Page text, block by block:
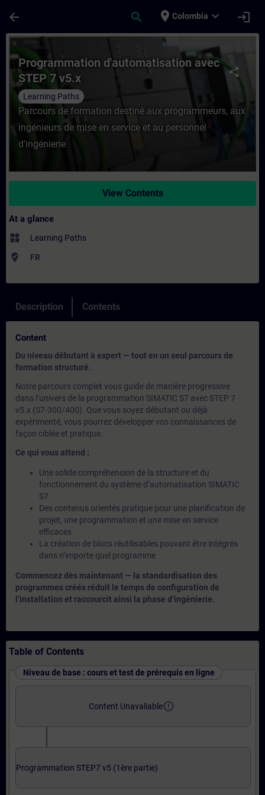
arrow_back search place Colombia expand_more login
Course - Programmation
share
Programmation d'automatisation avec
STEP 7 v5.x
Learning Paths
Parcours de formation destiné aux programmeurs, aux
ingénieurs de mise en service et au personnel
d'ingénierie
View Contents
At a glance
widgets Learning Paths
where_to_vote FR
Description Contents
Content
Du niveau débutant à expert — tout en un seul parcours de
formation structuré.
Notre parcours complet vous guide de manière progressive
dans l’univers de la programmation SIMATIC S7 avec STEP 7
v5.x (S7-300/400). Que vous soyez débutant ou déjà
expérimenté, vous pourrez développer vos connaissances de
façon ciblée et pratique.
Ce qui vous attend :
Une solide compréhension de la structure et du
fonctionnement du système d’automatisation SIMATIC
S7
Des contenus orientés pratique pour une planification de
projet, une programmation et une mise en service
efficaces
La création de blocs réutilisables pouvant être intégrés
dans n’importe quel programme
Commencez dès maintenant — la standardisation des
programmes créés réduit le temps de configuration de
l’installation et raccourcit ainsi la phase d’ingénierie.
Table of Contents
Niveau de base : cours et test de prérequis en ligne
Content Unavaliableerror_outline
Programmation STEP7 v5 (1ère partie)